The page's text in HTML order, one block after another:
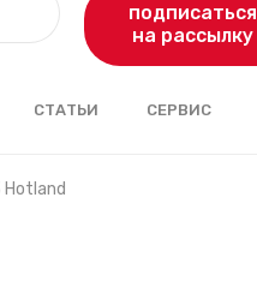
подписаться
на рассылку
СТАТЬИ СЕРВИС